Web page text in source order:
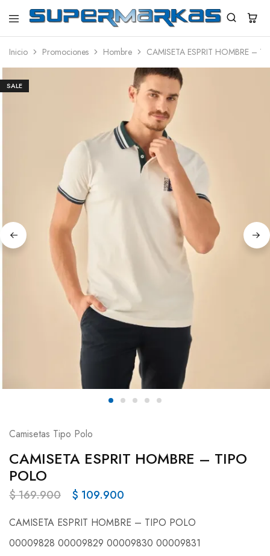
SuperMarkas
Ropa
con
Inicio Promociones Hombre CAMISETA ESPRIT HOMBRE –
SALE
Camisetas Tipo Polo
CAMISETA ESPRIT HOMBRE – TIPO
POLO
$169.900 $ 109.900
CAMISETA ESPRIT HOMBRE – TIPO POLO
00009828 00009829 00009830 00009831